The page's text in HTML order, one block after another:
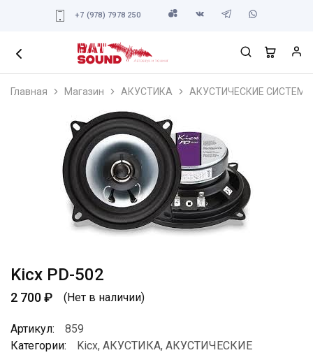
+7 (978) 7978 250
Главная Магазин АКУСТИКА АКУСТИЧЕСКИЕ СИСТЕМЫ
Kicx PD-502
2 700₽ (Нет в наличии)
Артикул:
859
Категории:
Kicx, АКУСТИКА, АКУСТИЧЕСКИЕ